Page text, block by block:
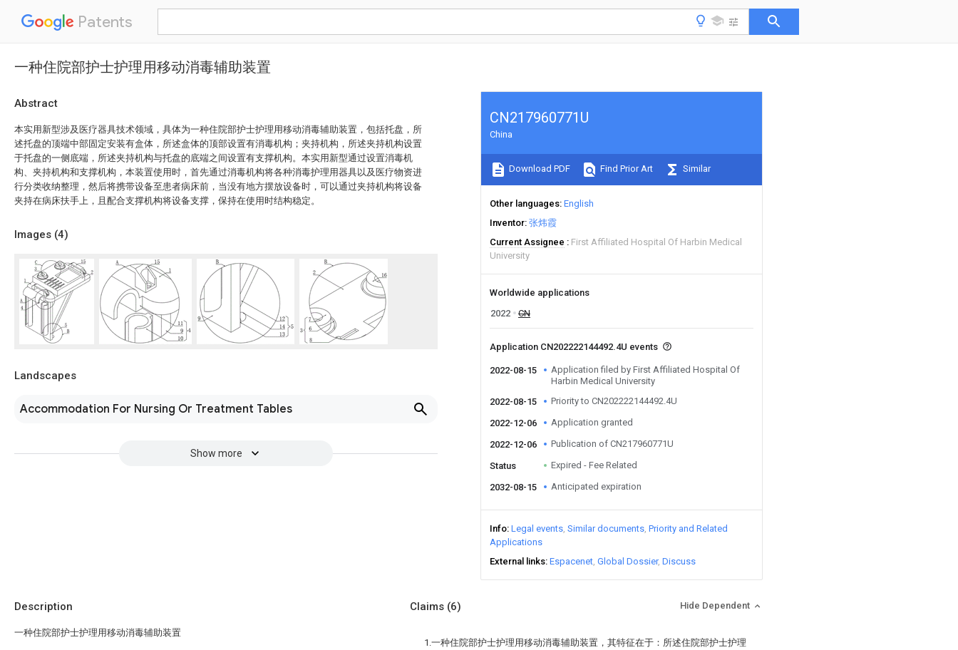
Patents
一种住院部护士护理用移动消毒辅助装置
Abstract
本实用新型涉及医疗器具技术领域，具体为一种住院部护士护理用移动消毒辅助装置，包括托盘，所
述托盘的顶端中部固定安装有盒体，所述盒体的顶部设置有消毒机构；夹持机构，所述夹持机构设置
于托盘的一侧底端，所述夹持机构与托盘的底端之间设置有支撑机构。本实用新型通过设置消毒机
构、夹持机构和支撑机构，本装置使用时，首先通过消毒机构将各种消毒护理用器具以及医疗物资进
行分类收纳整理，然后将携带设备至患者病床前，当没有地方摆放设备时，可以通过夹持机构将设备
夹持在病床扶手上，且配合支撑机构将设备支撑，保持在使用时结构稳定。
Images (4)
Landscapes
Accommodation For Nursing Or Treatment Tables
Show more
CN217960771U
China
Download PDF Find Prior Art Similar
Other languages English
Inventor 张炜霞
Current Assignee
First Affiliated Hospital Of Harbin Medical
University
Worldwide applications
2022
CN
Application CN202222144492.4U events
2022-08-15
Application filed by First Affiliated Hospital Of
Harbin Medical University
2022-08-15
Priority to CN202222144492.4U
2022-12-06 Application granted
2022-12-06 Publication of CN217960771U
Status Expired - Fee Related
2032-08-15 Anticipated expiration
Info Legal events Similar documents Priority and Related
Applications
External links Espacenet Global Dossier Discuss
Description
一种住院部护士护理用移动消毒辅助装置
Claims (6) Hide Dependent
1.一种住院部护士护理用移动消毒辅助装置，其特征在于：所述住院部护士护理